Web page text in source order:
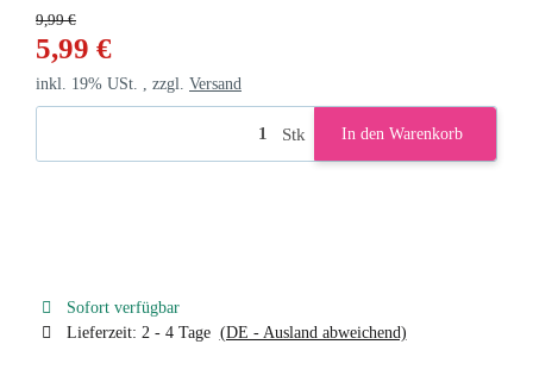
9,99 €
5,99 €
inkl. 19% USt. , zzgl. Versand
Stk In den Warenkorb
Sofort verfügbar
Lieferzeit: 2 - 4 Tage (DE - Ausland abweichend)